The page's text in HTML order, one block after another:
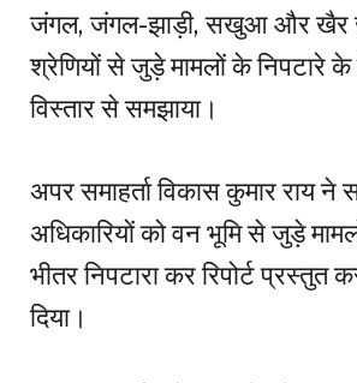
जंगल, जंगल-झाड़ी, सखुआ और खैर
श्रेणियों से जुड़े मामलों के निपटारे के
विस्तार से समझाया।
अपर समाहर्ता विकास कुमार राय
अधिकारियों को वन भूमि से जुड़े
भीतर निपटारा कर रिपोर्ट प्रस्तुत
दिया।